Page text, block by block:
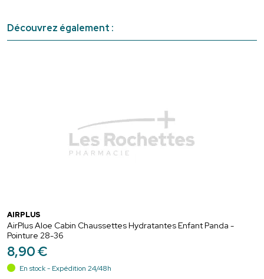
Découvrez également :
AIRPLUS
AirPlus Aloe Cabin Chaussettes Hydratantes Enfant Panda -
Pointure 28-36
8,90€
En stock - Expédition 24/48h